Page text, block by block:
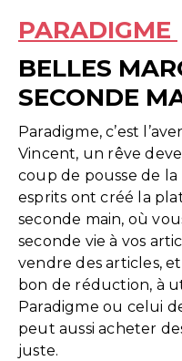
PARADIGME
BELLES
SECONDE
Paradigme, c’est
Vincent, un rêve
coup de pousse de la
esprits ont créé la
seconde main, où
seconde vie à vos
vendre des articles,
bon de réduction, à
Paradigme ou celui
peut aussi acheter
juste.